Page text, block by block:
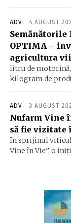
ADV 4 AUGUST
Semănătorile
OPTIMA –
agricultura
litru de motorină,
kilogram de
ADV 3 AUGUST
Nufarm Vine
să fie vizitate
în sprijinul
Vine în Vie”, o